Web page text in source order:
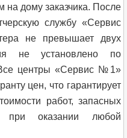
на дому заказчика. После
службу «Сервис
не превышает двух
не установлено по
Все центры «Сервис №1»
цен, что гарантирует
работ, запасных
при оказании любой